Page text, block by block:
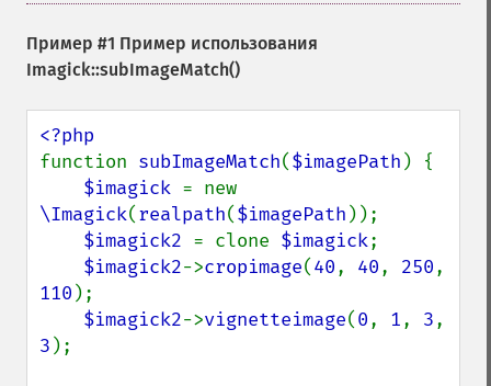
Пример #1 Пример использования
Imagick::subImageMatch()
function subImageMatch($imagePath ) {
$imagick
\Imagick(realpath($imagePath ));
$imagick2 = clone $imagick;
$imagick2->cropimage(40, 40, 250
110 );
$imagick2->vignetteimage(0, 1, 3
3 );
getImagePixelColor
getImageProfile
getImageProfiles
getImageProperty
getImageRedPrimary
getImageRegion
getImageRenderingIntent
getImageResolution
getImagesBlob
getImageScene
getImageSignature
getImageTicksPerSecond
getImageTotalInkDensity